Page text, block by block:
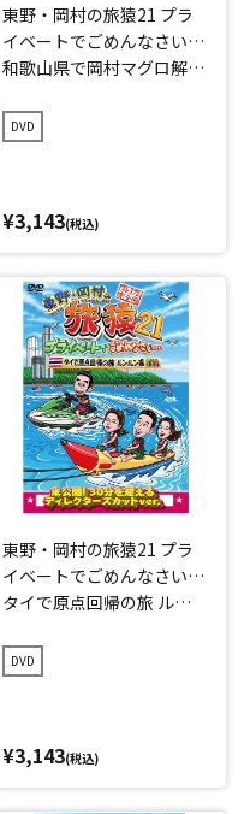
東野・岡村の旅猿21 プラ
イベートでごめんなさい…
和歌山県で岡村マグロ解体
完全版
DVD
¥3,143(税込)
東野・岡村の旅猿21 プラ
イベートでごめんなさい…
タイで原点回帰の旅 ルン
DVD
¥3,143(税込)